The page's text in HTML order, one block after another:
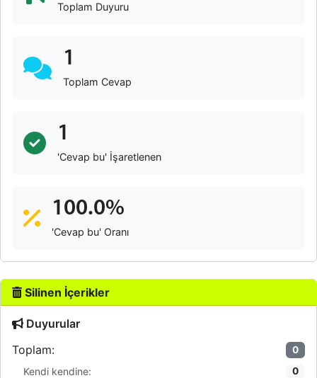
Toplam Duyuru
1
Toplam Cevap
1
'Cevap bu' İşaretlenen
100.0%
'Cevap bu' Oranı
Silinen İçerikler
Duyurular
Toplam:
0
Kendi kendine: 0